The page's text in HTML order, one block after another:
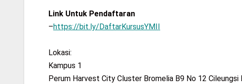
Link Untuk Pendaftaran
–https://bit.ly/DaftarKursusYMII
Lokasi:
Kampus 1
Perum Harvest City Cluster Bromelia B9 No 12 Cileungsi